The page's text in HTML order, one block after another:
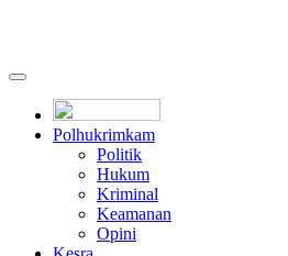
Polhukrimkam
Politik
Hukum
Kriminal
Keamanan
Opini